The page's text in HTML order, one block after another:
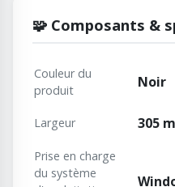
🧩 Composants &
Couleur du
produit
Noir
Largeur 305
Prise en charge
du système